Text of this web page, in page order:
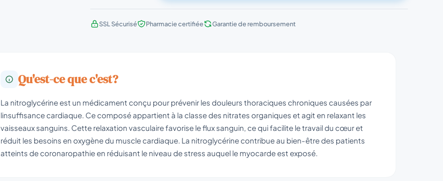
SSL Sécurisé Pharmacie certifiée Garantie de remboursement
Qu'est-ce que c'est?
La nitroglycérine est un médicament conçu pour prévenir les douleurs thoraciques chroniques causées par
linsuffisance cardiaque. Ce composé appartient à la classe des nitrates organiques et agit en relaxant les
vaisseaux sanguins. Cette relaxation vasculaire favorise le flux sanguin, ce qui facilite le travail du cœur et
réduit les besoins en oxygène du muscle cardiaque. La nitroglycérine contribue au bien-être des patients
atteints de coronaropathie en réduisant le niveau de stress auquel le myocarde est exposé.